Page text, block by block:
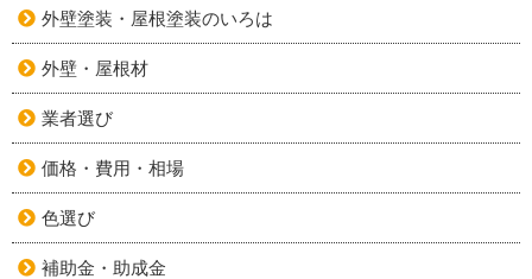
外壁塗装・屋根塗装のいろは
外壁・屋根材
業者選び
価格・費用・相場
色選び
補助金・助成金